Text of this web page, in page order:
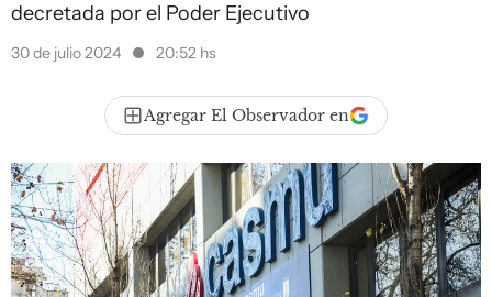
decretada por el Poder Ejecutivo
30 de julio 2024 20:52 hs
Agregar El Observador en